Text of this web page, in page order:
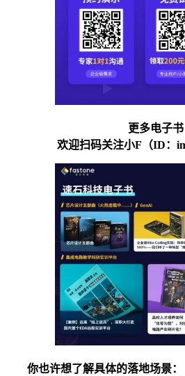
更多电子书
欢迎扫码关注小F（ID：
你也许想了解具体的落地场景：